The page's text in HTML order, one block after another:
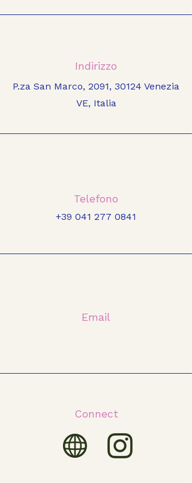
Indirizzo
P.za San Marco, 2091, 30124 Venezia
VE, Italia
Telefono
+39 041 277 0841
Email
Connect